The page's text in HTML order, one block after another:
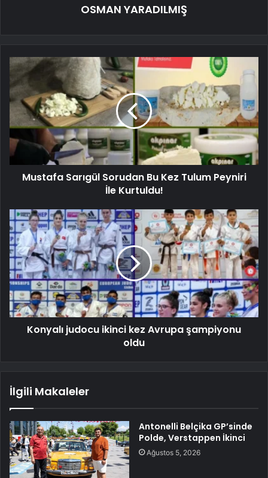
OSMAN YARADILMIŞ
Mustafa Sarıgül Sorudan Bu Kez Tulum Peyniri
İle Kurtuldu!
Konyalı judocu ikinci kez Avrupa şampiyonu
oldu
İlgili Makaleler
Antonelli Belçika GP’sinde
Polde, Verstappen İkinci
Ağustos 5, 2026